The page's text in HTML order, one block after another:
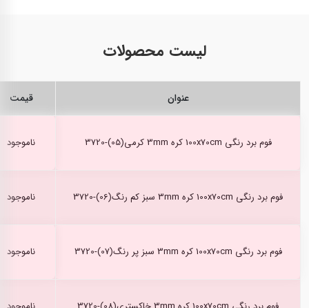
لیست محصولات
عنوان قیمت
فوم برد رنگی 100x70cm کره 3mm کرمی(05)-3720 ناموجود
فوم برد رنگی 100x70cm کره 3mm سبز کم رنگ(06)-3720 ناموجود
فوم برد رنگی 100x70cm کره 3mm سبز پر رنگ(07)-3720 ناموجود